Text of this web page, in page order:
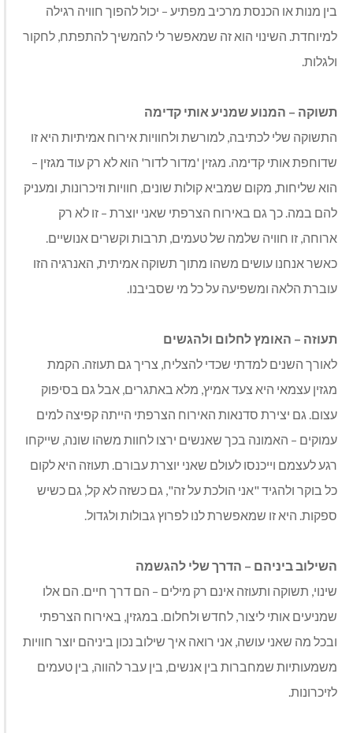
בין מנות או הכנסת מרכיב מפתיע – יכול להפוך חוויה רגילה
למיוחדת. השינוי הוא זה שמאפשר לי להמשיך להתפתח, לחקור
ולגלות.
תשוקה – המנוע שמניע אותי קדימה
התשוקה שלי לכתיבה, למורשת ולחוויות אירוח אמיתיות היא זו
שדוחפת אותי קדימה. מגזין 'מדור לדור' הוא לא רק עוד מגזין –
הוא שליחות, מקום שמביא קולות שונים, חוויות וזיכרונות, ומעניק
להם במה. כך גם באירוח הצרפתי שאני יוצרת – זו לא רק
ארוחה, זו חוויה שלמה של טעמים, תרבות וקשרים אנושיים.
כאשר אנחנו עושים משהו מתוך תשוקה אמיתית, האנרגיה הזו
עוברת הלאה ומשפיעה על כל מי שסביבנו.
תעוזה – האומץ לחלום ולהגשים
לאורך השנים למדתי שכדי להצליח, צריך גם תעוזה. הקמת
מגזין עצמאי היא צעד אמיץ, מלא באתגרים, אבל גם בסיפוק
עצום. גם יצירת סדנאות האירוח הצרפתי הייתה קפיצה למים
עמוקים – האמונה בכך שאנשים ירצו לחוות משהו שונה, שייקחו
רגע לעצמם וייכנסו לעולם שאני יוצרת עבורם. תעוזה היא לקום
כל בוקר ולהגיד "אני הולכת על זה", גם כשזה לא קל, גם כשיש
ספקות. היא זו שמאפשרת לנו לפרוץ גבולות ולגדול.
השילוב ביניהם – הדרך שלי להגשמה
שינוי, תשוקה ותעוזה אינם רק מילים – הם דרך חיים. הם אלו
שמניעים אותי ליצור, לחדש ולחלום. במגזין, באירוח הצרפתי
ובכל מה שאני עושה, אני רואה איך שילוב נכון ביניהם יוצר חוויות
משמעותיות שמחברות בין אנשים, בין עבר להווה, בין טעמים
לזיכרונות.